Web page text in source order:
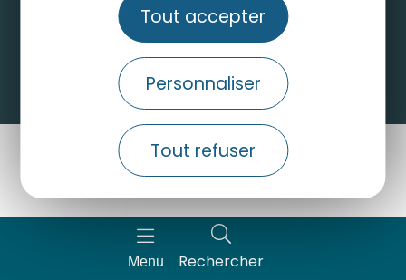
Tout accepter
Personnaliser
Tout refuser
Menu Rechercher